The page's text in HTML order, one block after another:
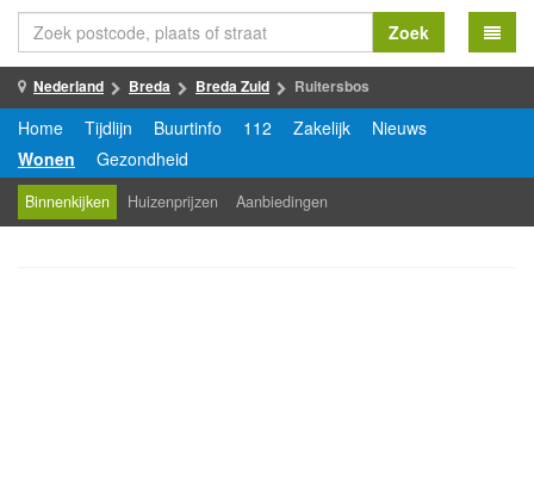
Zoek
Nederland Breda Breda Zuid Ruitersbos
Home Tijdlijn Buurtinfo 112 Zakelijk
Nieuws
Wonen
Gezondheid
Binnenkijken Huizenprijzen Aanbiedingen